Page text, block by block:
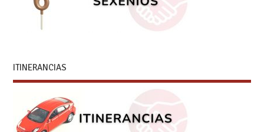
ITINERANCIAS